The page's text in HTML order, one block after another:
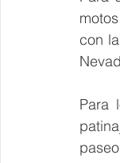
con
Para